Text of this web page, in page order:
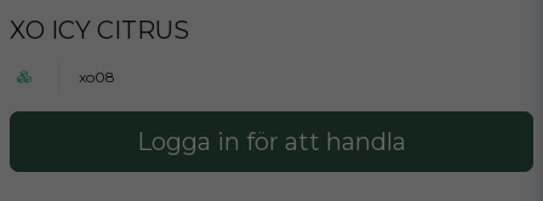
XO ICY CITRUS
xo08
Logga in för att handla